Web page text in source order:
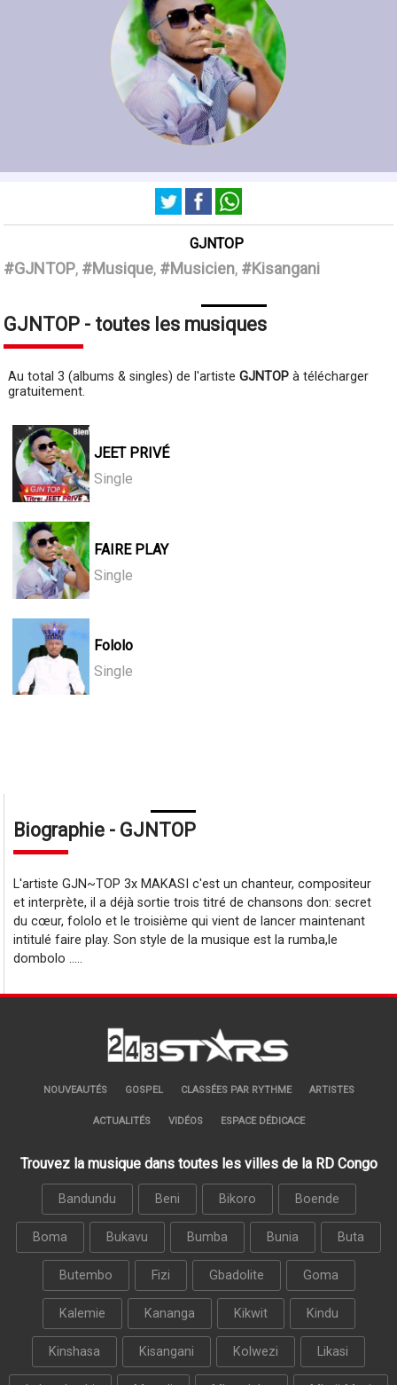
GJNTOP
#GJNTOP, #Musique, #Musicien, #Kisangani
GJNTOP - toutes les musiques
Au total 3 (albums & singles) de l'artisteGJNTOP à télécharger
gratuitement.
JEET PRIVÉ
Single
FAIRE PLAY
Single
Fololo
Single
Biographie - GJNTOP
L'artiste GJN~TOP 3x MAKASI c'est un chanteur, compositeur
et interprète, il a déjà sortie trois titré de chansons don: secret
du cœur, fololo et le troisième qui vient de lancer maintenant
intitulé faire play. Son style de la musique est la rumba,le
dombolo .....
NOUVEAUTÉS GOSPEL CLASSÉES PAR RYTHME ARTISTES
ACTUALITÉS VIDÉOS ESPACE DÉDICACE
Trouvez la musique dans toutes les villes de la RD Congo
Bandundu Beni Bikoro Boende
Boma Bukavu Bumba Bunia Buta
Butembo Fizi Gbadolite Goma
Kalemie Kananga Kikwit Kindu
Kinshasa Kisangani Kolwezi Likasi